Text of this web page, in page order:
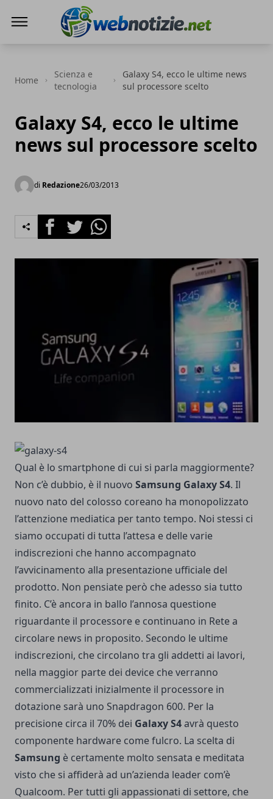
Home
Scienza e
tecnologia
Galaxy S4, ecco le ultime news
sul processore scelto
Galaxy S4, ecco le ultime
news sul processore scelto
di Redazione26/03/2013
FacebookTwitterWhatsapp
Qual è lo smartphone di cui si parla maggiormente?
Non c’è dubbio, è il nuovo Samsung Galaxy S4. Il
nuovo nato del colosso coreano ha monopolizzato
l’attenzione mediatica per tanto tempo. Noi stessi ci
siamo occupati di tutta l’attesa e delle varie
indiscrezioni che hanno accompagnato
l’avvicinamento alla presentazione ufficiale del
prodotto. Non pensiate però che adesso sia tutto
finito. C’è ancora in ballo l’annosa questione
riguardante il processore e continuano in Rete a
circolare news in proposito. Secondo le ultime
indiscrezioni, che circolano tra gli addetti ai lavori,
nella maggior parte dei device che verranno
commercializzati inizialmente il processore in
dotazione sarà uno Snapdragon 600. Per la
precisione circa il 70% dei Galaxy S4avrà questo
componente hardware come fulcro. La scelta di
Samsung è certamente molto sensata e meditata
visto che si affiderà ad un’azienda leader com’è
Qualcoom. Per tutti gli appassionati di settore, che